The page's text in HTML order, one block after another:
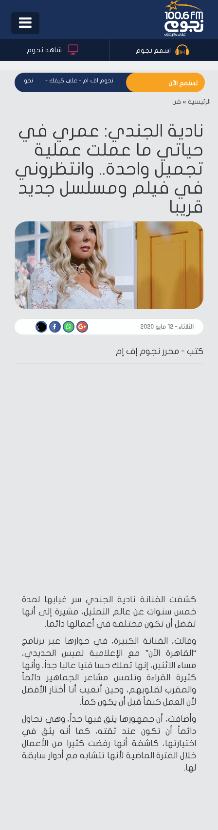
Toggle
اسمع نجوم شاهد نجوم
تستمع الآن
نجوم اف ام - على كيفك -نجوم اف ام - على كيفك نجوم اف ام -
الرئيسية » فن
نادية الجندي: عمري في
حياتي ما عملت عملية
تجميل واحدة.. وانتظروني
في فيلم ومسلسل جديد
قريبا
الثلاثاء - ١٢ مايو ٢٠٢٠
كتب - محرر نجوم إف إم
كشفت الفنانة نادية الجندي سر غيابها لمدة
خمس سنوات عن عالم التمثيل، مشيرة إلى أنها
تفضل أن تكون مختلفة في أعمالها دائما.
وقالت، الفنانة الكبيرة، في حوارها عبر برنامج
“القاهرة الآن” مع الإعلامية لميس الحديدي،
مساء الاثنين، إنها تملك حسا فنيا عاليا جداً، وأنها
كثيرة القراءة وتلمس مشاعر الجماهير دائماً
والمقرب لقلوبهم، وحين أتغيب أنا أختار الأفضل
لأن العمل كيفاً قبل أن يكون كماً.
وأضافت، أن جمهورها يثق فيها جداً، وهي تحاول
دائماً أن تكون عند ثقته، كما أنه يثق في
اختيارتها، كاشفة أنها رفضت كثيرا من الأعمال
خلال الفترة الماضية لأنها تتشابه مع أدوار سابقة
لها.